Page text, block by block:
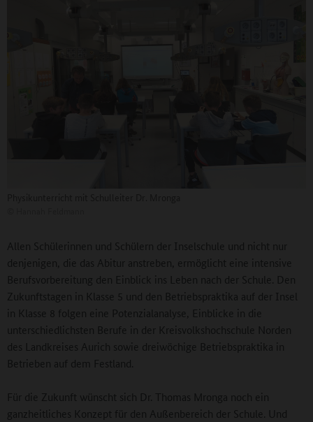
Allen Schülerinnen und Schülern der Inselschule und nicht nur
denjenigen, die das Abitur anstreben, ermöglicht eine intensive
Berufsvorbereitung den Einblick ins Leben nach der Schule. Den
Zukunftstagen in Klasse 5 und den Betriebspraktika auf der Insel
in Klasse 8 folgen eine Potenzialanalyse, Einblicke in die
unterschiedlichsten Berufe in der Kreisvolkshochschule Norden
des Landkreises Aurich sowie dreiwöchige Betriebspraktika in
Betrieben auf dem Festland.
Für die Zukunft wünscht sich Dr. Thomas Mronga noch ein
ganzheitliches Konzept für den Außenbereich der Schule. Und